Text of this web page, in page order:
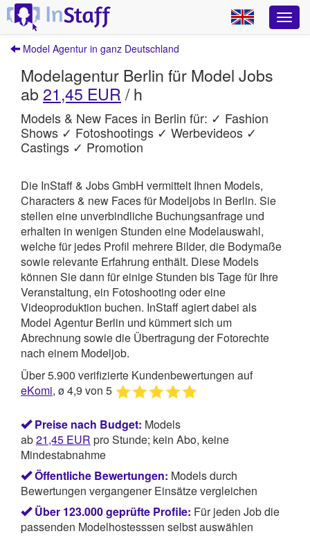
Model Agentur in ganz Deutschland
Modelagentur Berlin für Model Jobs
ab 21,45 EUR / h
Models & New Faces in Berlin für: ✓ Fashion
Shows ✓ Fotoshootings ✓ Werbevideos ✓
Castings ✓ Promotion
Die InStaff & Jobs GmbH vermittelt Ihnen Models,
Characters & new Faces für Modeljobs in Berlin. Sie
stellen eine unverbindliche Buchungsanfrage und
erhalten in wenigen Stunden eine Modelauswahl,
welche für jedes Profil mehrere Bilder, die Bodymaße
sowie relevante Erfahrung enthält. Diese Models
können Sie dann für einige Stunden bis Tage für Ihre
Veranstaltung, ein Fotoshooting oder eine
Videoproduktion buchen. InStaffagiert dabei als
Model Agentur Berlin und kümmert sich um
Abrechnung sowie die Übertragung der Fotorechte
nach einem Modeljob.
Über 5.900 verifizierte Kundenbewertungen auf
eKomi, ø 4,9 von 5
Preise nach Budget: Models
ab21,45 EUR pro Stunde; kein Abo, keine
Mindestabnahme
Öffentliche Bewertungen: Models durch
Bewertungen vergangener Einsätze vergleichen
Über 123.000 geprüfte Profile: Für jeden Job die
passenden Modelhostesssen selbst auswählen